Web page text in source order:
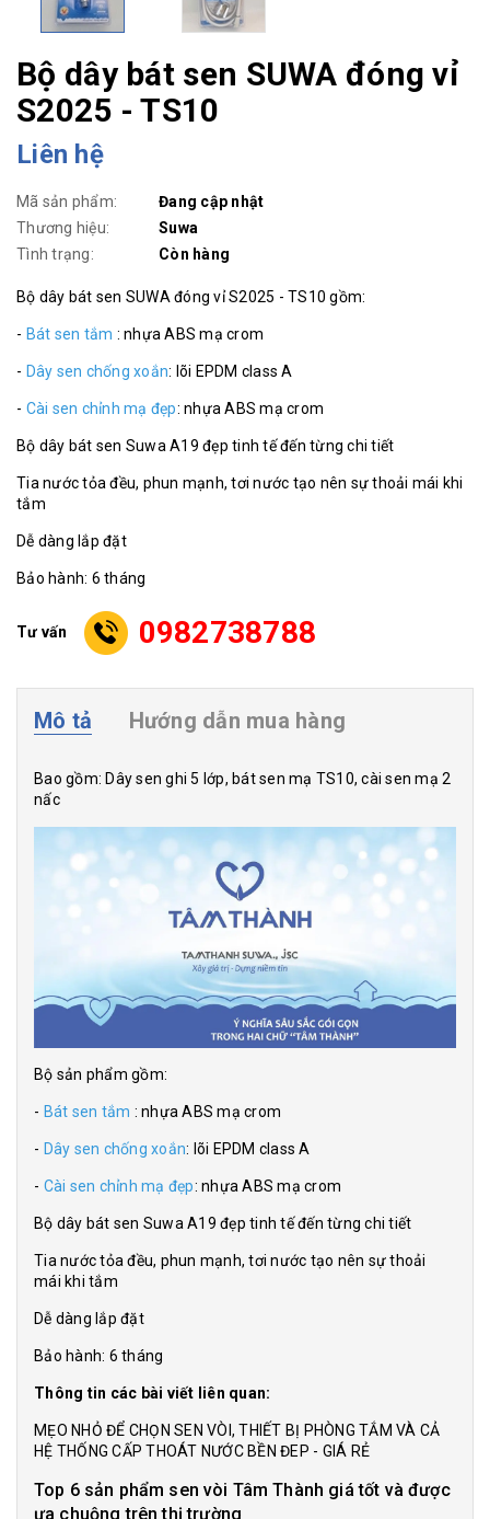
Bộ dây bát sen SUWA đóng vỉ
S2025 - TS10
Liên hệ
Mã sản phẩm:
Đang cập nhật
Thương hiệu:
Suwa
Tình trạng:
Còn hàng
Bộ dây bát sen SUWA đóng vỉ S2025 - TS10 gồm:
- Bát sen tắm : nhựa ABS mạ crom
- Dây sen chống xoắn: lõi EPDM class A
- Cài sen chỉnh mạ đẹp: nhựa ABS mạ crom
Bộ dây bát sen Suwa A19 đẹp tinh tế đến từng chi tiết
Tia nước tỏa đều, phun mạnh, tơi nước tạo nên sự thoải mái khi
tắm
Dễ dàng lắp đặt
Bảo hành: 6 tháng
Tư vấn 0982738788
Mô tả Hướng dẫn mua hàng
Bao gồm: Dây sen ghi 5 lớp, bát sen mạ TS10, cài sen mạ 2
nấc
Bộ sản phẩm gồm:
- Bát sen tắm : nhựa ABS mạ crom
- Dây sen chống xoắn: lõi EPDM class A
- Cài sen chỉnh mạ đẹp: nhựa ABS mạ crom
Bộ dây bát sen Suwa A19 đẹp tinh tế đến từng chi tiết
Tia nước tỏa đều, phun mạnh, tơi nước tạo nên sự thoải
mái khi tắm
Dễ dàng lắp đặt
Bảo hành: 6 tháng
Thông tin các bài viết liên quan:
MẸO NHỎ ĐỂ CHỌN SEN VÒI, THIẾT BỊ PHÒNG TẮM VÀ CẢ
HỆ THỐNG CẤP THOÁT NƯỚC BỀN ĐEP - GIÁ RẺ
Top 6 sản phẩm sen vòi Tâm Thành giá tốt và được
ưa chuộng trên thị trường